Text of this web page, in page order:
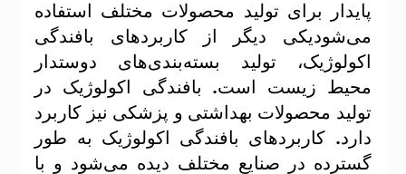
پایدار برای تولید محصولات مختلف استفاده
می‌شودیکی دیگر از کاربردهای بافندگی
اکولوژیک، تولید بسته‌بندی‌های دوستدار
محیط زیست است.
بافندگی اکولوژیک در
تولید محصولات بهداشتی و پزشکی نیز کاربرد
دارد. کاربردهای بافندگی اکولوژیک به طور
گسترده در صنایع مختلف دیده می‌شود و با